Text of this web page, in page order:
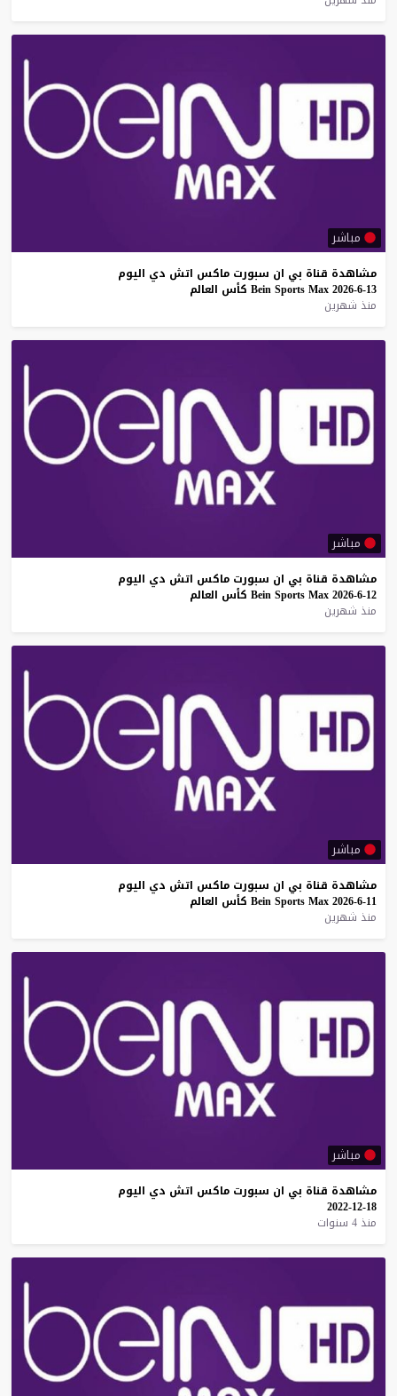
مباشر
مشاهدة قناة بي ان سبورت ماكس اتش دي اليوم
13-6-2026
Bein Sports Max كأس العالم
منذ شهرين
مباشر
مشاهدة قناة بي ان سبورت ماكس اتش دي اليوم
12-6-2026
Bein Sports Max كأس العالم
منذ شهرين
مباشر
مشاهدة قناة بي ان سبورت ماكس اتش دي اليوم
11-6-2026
Bein Sports Max كأس العالم
منذ شهرين
مباشر
مشاهدة قناة بي ان سبورت ماكس اتش دي اليوم
18-12-2022
منذ 4 سنوات